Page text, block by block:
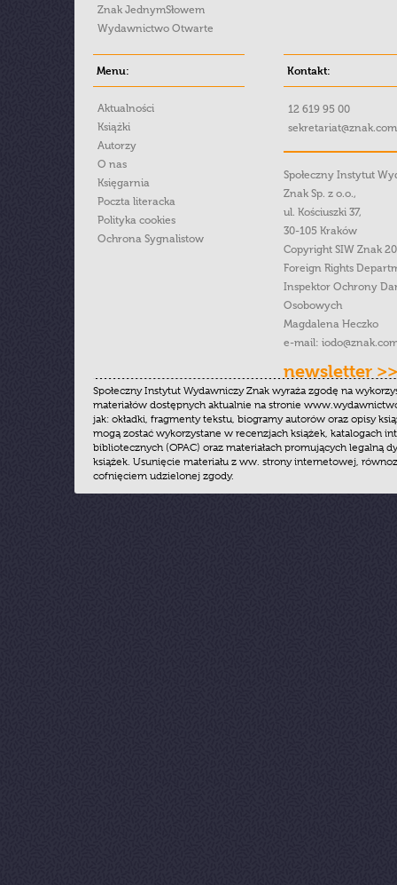
Znak JednymSłowem
Wydawnictwo Otwarte
Menu:
Aktualności
Książki
Autorzy
O nas
Księgarnia
Poczta literacka
Polityka cookies
Ochrona Sygnalistow
Kontakt:
12 619 95 00
Społeczny Instytut
Znak Sp. z o.o.,
ul. Kościuszki 37,
30-105 Kraków
Copyright SIW Znak
Foreign Rights
Inspektor Ochrony
Osobowych
Magdalena Heczko
e-mail:
newsletter >>
Społeczny Instytut Wydawniczy Znak wyraża zgodę na
materiałów dostępnych aktualnie na stronie
jak: okładki, fragmenty tekstu, biogramy autorów oraz opisy
mogą zostać wykorzystane w recenzjach książek, katalogach
bibliotecznych (OPAC) oraz materiałach promujących legalną
książek. Usunięcie materiału z ww. strony internetowej,
cofnięciem udzielonej zgody.